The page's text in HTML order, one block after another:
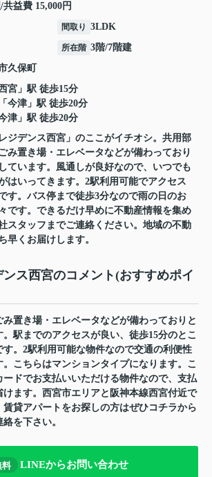
益費 15,000円
間取り 3LDK
所在階 3階/7階建
久保町
宮 」駅 徒歩15分
「 今津 」駅 徒歩20分
津 」駅 徒歩20分
ジデンス西宮」のここがイチオシ。共用部
み置き場・エレベータなどが備わっており
ています。風通しが良好なので、いつでも
はいってきます。2駅利用可能でアクセス
す。バス停まで徒歩3分なので雨の日のお
です。できるだけ早めに不動産情報を集め
スタッフまでご連絡ください。地域の不動
早くお届けします。
ス西宮のコメント(おすすめポイ
置き場・エレベータなどが備わっておりと
駅までのアクセスが良い、徒歩15分のとこ
す。2駅利用可能な物件なので交通の利便性
こちらはマンションタイプになります。こ
ードでお支払いいただける物件なので、支払
けます。西宮市エリアと阪神本線西宮付近で
貸アパートをお探しの方はぜひコチラから
を下さい。
料 LINEからお問い合わせ